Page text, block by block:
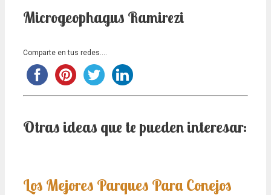
Microgeophagus Ramirezi
Comparte en tus redes....
Otras ideas que te pueden interesar:
Los Mejores Parques Para Conejos